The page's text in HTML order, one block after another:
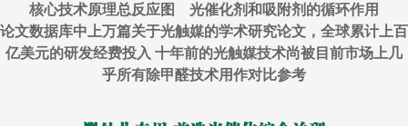
核心技术原理总反应图 光催化剂和吸附剂的循环作用
论文数据库中上万篇关于光触媒的学术研究论文，全球累计上百
亿美元的研发经费投入 十年前的光触媒技术尚被目前市场上几
乎所有除甲醛技术用作对比参考